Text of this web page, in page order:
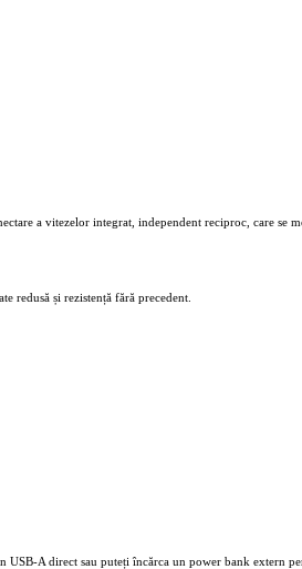
a vitezelor integrat, independent reciproc, care se
redusă și rezistență fără precedent.
A direct sau puteți încărca un power bank extern